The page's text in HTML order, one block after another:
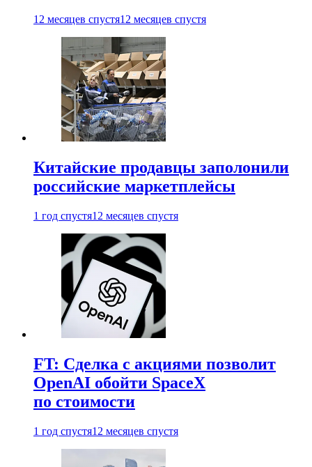
12 месяцев спустя12 месяцев спустя
Китайские продавцы заполонили
российские маркетплейсы
1 год спустя12 месяцев спустя
FT: Сделка с акциями позволит
OpenAI обойти SpaceX
по стоимости
1 год спустя12 месяцев спустя